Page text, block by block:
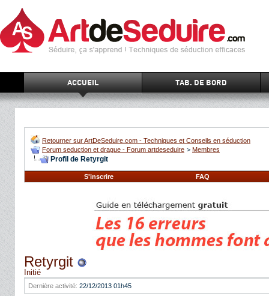
ACCUEIL TAB. DE BORD
Retourner sur ArtDeSeduire.com - Techniques et Conseils en séduction
Forum seduction et drague - Forum artdeseduire > Membres
Profil de Retyrgit
S'inscrire FAQ
Retyrgit
Initié
Dernière activité: 22/12/2013 01h45